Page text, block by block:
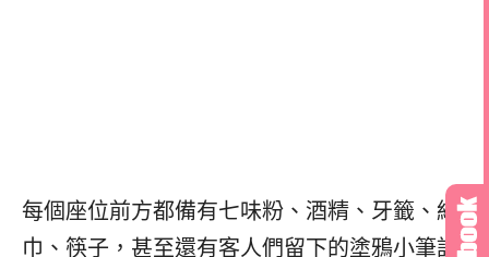
每個座位前方都備有七味粉、酒精、牙籤、紙
巾、筷子，甚至還有客人們留下的塗鴉小筆記